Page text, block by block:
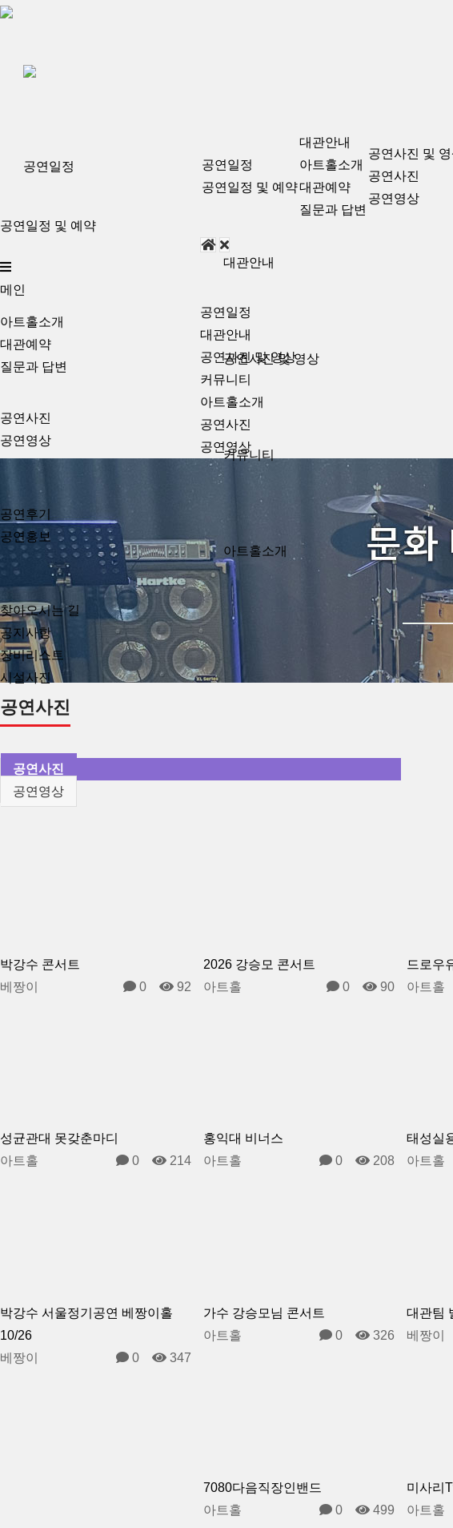
공연일정
공연일정 및 예약
대관안내
아트홀소개
대관예약
질문과 답변
공연사진 및 영상
공연사진
공연영상
커뮤니티
공연후기
공연홍보
아트홀소개
찾아오시는 길
공지사항
장비리스트
시설사진
공연일정
공연일정 및 예약
대관안내
아트홀소개
대관예약
질문과 답변
공연사진 및
공연사진
공연영상
메인
공연일정
대관안내
공연사진 및 영상
커뮤니티
아트홀소개
공연사진
공연영상
공연사진
공연사진
공연영상
박강수 콘서트
베짱이
0 92
2026 강승모 콘서트
아트홀
0 90
드로우
아트홀
성균관대 못갖춘마디
아트홀
0 214
홍익대 비너스
아트홀
0 208
태성실
아트홀
박강수 서울정기공연 베짱이홀
10/26
베짱이
0 347
가수 강승모님 콘서트
아트홀
0 326
대관팀
베짱이
7080다음직장인밴드
아트홀
0 499
미사리
아트홀